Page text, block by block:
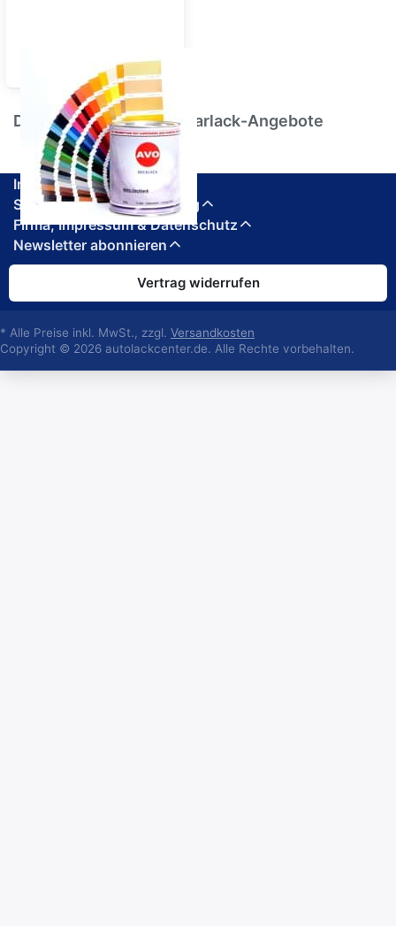
RAL Lacke
Die Top Autolack und Klarlack-Angebote
Informationen
Service, Versand & Zahlung
Firma, Impressum & Datenschutz
Newsletter abonnieren
Vertrag widerrufen
* Alle Preise inkl. MwSt., zzgl. Versandkosten
Copyright © 2026 autolackcenter.de. Alle Rechte vorbehalten.